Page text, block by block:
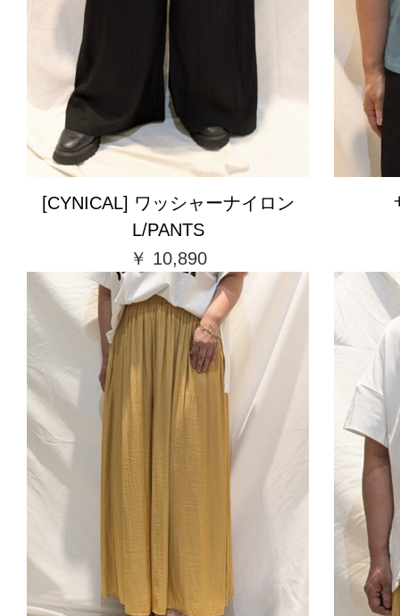
[CYNICAL] ワッシャーナイロン
L/PANTS
￥ 10,890